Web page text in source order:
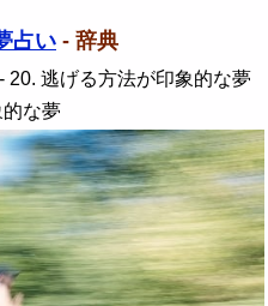
占い - 辞典
- 20. 逃げる方法が印象的な夢
な夢